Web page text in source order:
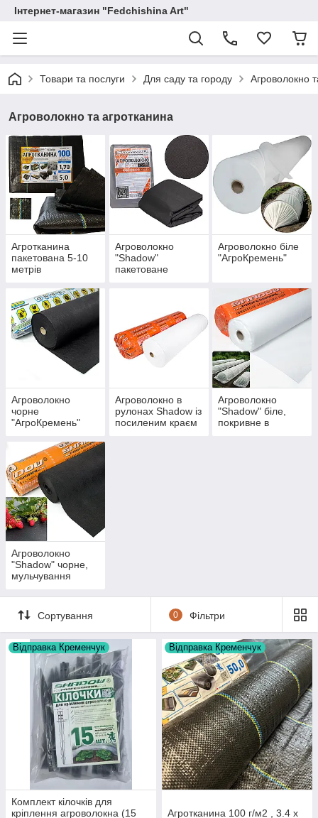
Інтернет-магазин "Fedchishina Art"
Товари та послуги Для саду та городу Агроволокно
Агроволокно та агротканина
Агротканина
пакетована 5-10
метрів
Агроволокно
"Shadow"
пакетоване
Агроволокно біле
"АгроКремень"
Агроволокно
чорне
"АгроКремень"
Агроволокно в
рулонах Shadow із
посиленим краєм
Агроволокно
"Shadow" біле,
покривне в
Агроволокно
"Shadow" чорне,
мульчування
Сортування 0 Фільтри
Відправка Кременчук
Комплект кілочків для
кріплення агроволокна (15
Відправка Кременчук
Агротканина 100 г/м2 , 3.4 х